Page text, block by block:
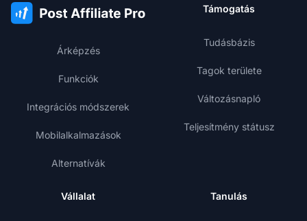
Árképzés
Funkciók
Integrációs módszerek
Mobilalkalmazások
Alternatívák
Támogatás
Tudásbázis
Tagok területe
Változásnapló
Teljesítmény státusz
Vállalat Tanulás